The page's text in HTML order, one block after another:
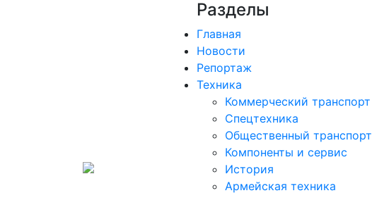
Разделы
Главная
Новости
Репортаж
Техника
Коммерческий транспорт
Спецтехника
Общественный транспорт
Компоненты и сервис
История
Армейская техника